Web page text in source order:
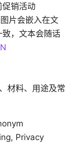
销活动
片会嵌入在文
，文本会随话
材料、用途及常
Privacy